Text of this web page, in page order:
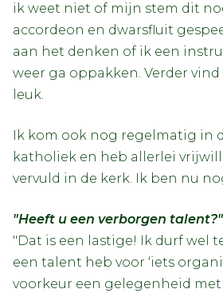
ik weet niet of mijn stem dit
accordeon en dwarsfluit
aan het denken of ik een
weer ga oppakken. Verder
leuk.
Ik kom ook nog regelmatig in
katholiek en heb allerlei
vervuld in de kerk. Ik ben nu
"Heeft u een verborgen talent?"
"Dat is een lastige! Ik durf wel
een talent heb voor ‘iets
voorkeur een gelegenheid met